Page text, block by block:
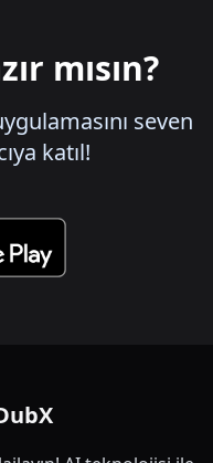
mısın?
seven
katıl!